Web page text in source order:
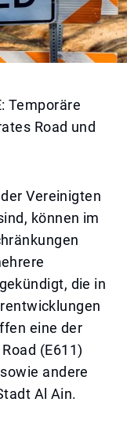
Temporäre
Road und
Vereinigten
können im
die in
eine der
(E611)
andere
Al Ain.